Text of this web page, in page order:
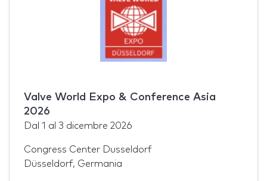
Valve World Expo & Conference Asia
2026
Dal 1 al 3 dicembre 2026
Congress Center Dusseldorf
Düsseldorf, Germania